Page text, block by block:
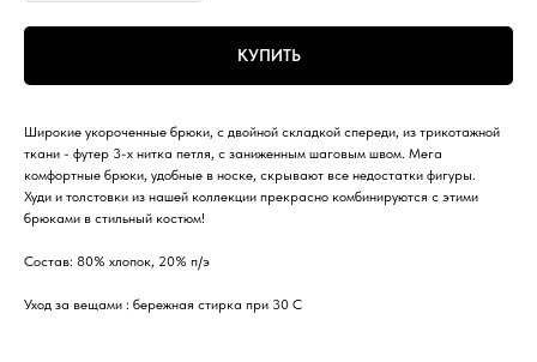
КУПИТЬ
Широкие укороченные брюки, с двойной складкой спереди, из трикотажной
ткани - футер 3-х нитка петля, с заниженным шаговым швом. Мега
комфортные брюки, удобные в носке, скрывают все недостатки фигуры.
Худи и толстовки из нашей коллекции прекрасно комбинируются с этими
брюками в стильный костюм!
Состав: 80% хлопок, 20% п/э
Уход за вещами : бережная стирка при 30 С